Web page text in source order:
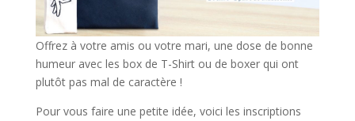
Offrez à votre amis ou votre mari, une dose de bonne
humeur avec les box de T-Shirt ou de boxer qui ont
plutôt pas mal de caractère !
Pour vous faire une petite idée, voici les inscriptions